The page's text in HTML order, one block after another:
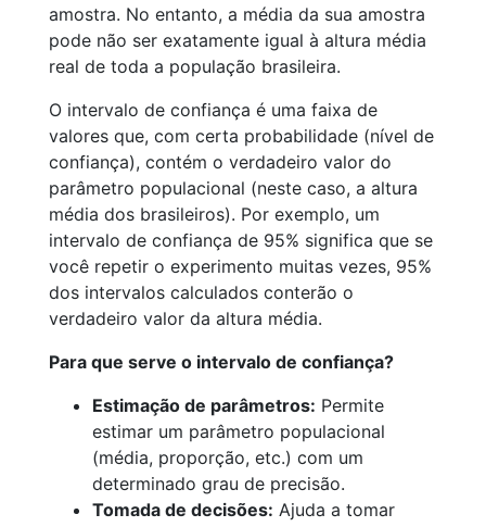
amostra. No entanto, a média da sua amostra
pode não ser exatamente igual à altura média
real de toda a população brasileira.
O intervalo de confiança é uma faixa de
valores que, com certa probabilidade (nível de
confiança), contém o verdadeiro valor do
parâmetro populacional (neste caso, a altura
média dos brasileiros). Por exemplo, um
intervalo de confiança de 95% significa que se
você repetir o experimento muitas vezes, 95%
dos intervalos calculados conterão o
verdadeiro valor da altura média.
Para que serve o intervalo de confiança?
Estimação de parâmetros: Permite
estimar um parâmetro populacional
(média, proporção, etc.) com um
determinado grau de precisão.
Tomada de decisões: Ajuda a tomar